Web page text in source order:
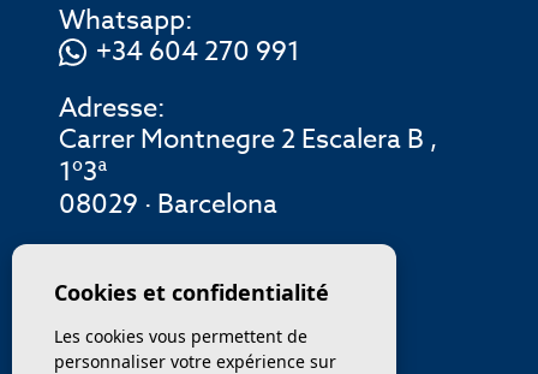
Whatsapp:
+34 604 270 991
Adresse:
Carrer Montnegre 2 Escalera B ,
1º3ª
08029 · Barcelona
MENU
ENTREPRISE
Cookies et confidentialité
Les cookies vous permettent de
personnaliser votre expérience sur